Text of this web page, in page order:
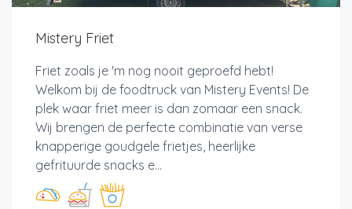
Mistery Friet
Friet zoals je 'm nog nooit geproefd hebt!
Welkom bij de foodtruck van Mistery Events! De
plek waar friet meer is dan zomaar een snack.
Wij brengen de perfecte combinatie van verse
knapperige goudgele frietjes, heerlijke
gefrituurde snacks e...